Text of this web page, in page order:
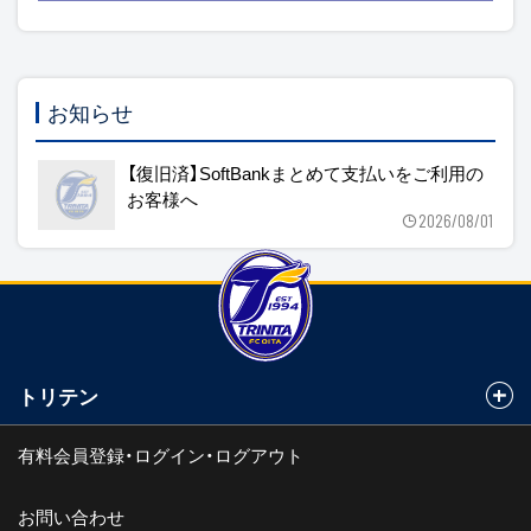
お知らせ
【復旧済】SoftBankまとめて支払いをご利用の
お客様へ
2026/08/01
トリテン
有料会員登録・ログイン・ログアウト
お問い合わせ